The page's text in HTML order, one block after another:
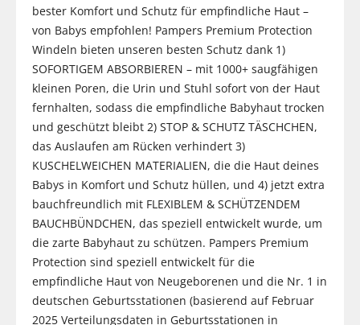
bester Komfort und Schutz für empfindliche Haut –
von Babys empfohlen! Pampers Premium Protection
Windeln bieten unseren besten Schutz dank 1)
SOFORTIGEM ABSORBIEREN – mit 1000+ saugfähigen
kleinen Poren, die Urin und Stuhl sofort von der Haut
fernhalten, sodass die empfindliche Babyhaut trocken
und geschützt bleibt 2) STOP & SCHUTZ TÄSCHCHEN,
das Auslaufen am Rücken verhindert 3)
KUSCHELWEICHEN MATERIALIEN, die die Haut deines
Babys in Komfort und Schutz hüllen, und 4) jetzt extra
bauchfreundlich mit FLEXIBLEM & SCHÜTZENDEM
BAUCHBÜNDCHEN, das speziell entwickelt wurde, um
die zarte Babyhaut zu schützen. Pampers Premium
Protection sind speziell entwickelt für die
empfindliche Haut von Neugeborenen und die Nr. 1 in
deutschen Geburtsstationen (basierend auf Februar
2025 Verteilungsdaten in Geburtsstationen in